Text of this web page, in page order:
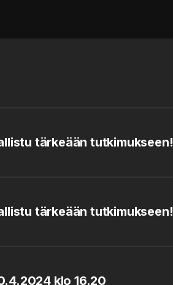
tärkeään tutkimukseen!
tärkeään tutkimukseen!
klo 16.20